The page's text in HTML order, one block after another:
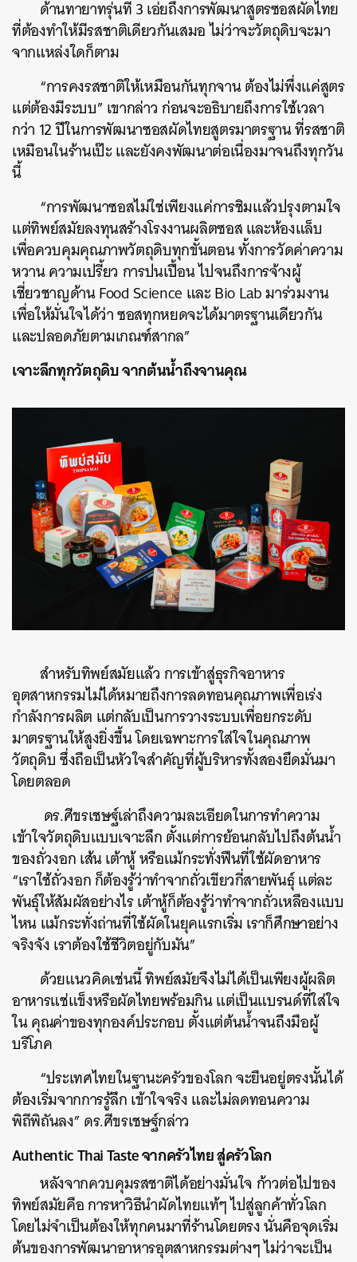
ด้านทายาทรุ่นที่ 3 เอ่ยถึงการพัฒนาสูตรซอสผัดไทย
ที่ต้องทำให้มีรสชาติเดียวกันเสมอ ไม่ว่าจะวัตถุดิบจะมา
จากแหล่งใดก็ตาม
“การคงรสชาติให้เหมือนกันทุกจาน ต้องไม่พึ่งแค่สูตร
แต่ต้องมีระบบ” เขากล่าว ก่อนจะอธิบายถึงการใช้เวลา
กว่า 12 ปีในการพัฒนาซอสผัดไทยสูตรมาตรฐาน ที่รสชาติ
เหมือนในร้านเป๊ะ และยังคงพัฒนาต่อเนื่องมาจนถึงทุกวัน
นี้
“การพัฒนาซอสไม่ใช่เพียงแค่การชิมแล้วปรุงตามใจ
แต่ทิพย์สมัยลงทุนสร้างโรงงานผลิตซอส และห้องแล็บ
เพื่อควบคุมคุณภาพวัตถุดิบทุกขั้นตอน ทั้งการวัดค่าความ
หวาน ความเปรี้ยว การปนเปื้อน ไปจนถึงการจ้างผู้
เชี่ยวชาญด้าน Food Science และ Bio Lab มาร่วมงาน
เพื่อให้มั่นใจได้ว่า ซอสทุกหยดจะได้มาตรฐานเดียวกัน
และปลอดภัยตามเกณฑ์สากล”
เจาะลึกทุกวัตถุดิบ จากต้นน้ำถึงจานคุณ
สำหรับทิพย์สมัยแล้ว การเข้าสู่ธุรกิจอาหาร
อุตสาหกรรมไม่ได้หมายถึงการลดทอนคุณภาพเพื่อเร่ง
กำลังการผลิต แต่กลับเป็นการวางระบบเพื่อยกระดับ
มาตรฐานให้สูงยิ่งขึ้น โดยเฉพาะการใส่ใจในคุณภาพ
วัตถุดิบ ซึ่งถือเป็นหัวใจสำคัญที่ผู้บริหารทั้งสองยึดมั่นมา
โดยตลอด
ดร.ศีขรเชษฐ์เล่าถึงความละเอียดในการทำความ
เข้าใจวัตถุดิบแบบเจาะลึก ตั้งแต่การย้อนกลับไปถึงต้นน้ำ
ของถั่วงอก เส้น เต้าหู้ หรือแม้กระทั่งฟืนที่ใช้ผัดอาหาร
“เราใช้ถั่วงอก ก็ต้องรู้ว่าทำจากถั่วเขียวกี่สายพันธุ์ แต่ละ
พันธุ์ให้สัมผัสอย่างไร เต้าหู้ก็ต้องรู้ว่าทำจากถั่วเหลืองแบบ
ไหน แม้กระทั่งถ่านที่ใช้ผัดในยุคแรกเริ่ม เราก็ศึกษาอย่าง
จริงจัง เราต้องใช้ชีวิตอยู่กับมัน”
ด้วยแนวคิดเช่นนี้ ทิพย์สมัยจึงไม่ได้เป็นเพียงผู้ผลิต
อาหารแช่แข็งหรือผัดไทยพร้อมกิน แต่เป็นแบรนด์ที่ใส่ใจ
ใน คุณค่าของทุกองค์ประกอบ ตั้งแต่ต้นน้ำจนถึงมือผู้
บริโภค
“ประเทศไทยในฐานะครัวของโลก จะยืนอยู่ตรงนั้นได้
ต้องเริ่มจากการรู้ลึก เข้าใจจริง และไม่ลดทอนความ
พิถีพิถันลง” ดร.ศีขรเชษฐ์กล่าว
Authentic Thai Taste จากครัวไทย สู่ครัวโลก
หลังจากควบคุมรสชาติได้อย่างมั่นใจ ก้าวต่อไปของ
ทิพย์สมัยคือ การหาวิธีนำผัดไทยแท้ๆ ไปสู่ลูกค้าทั่วโลก
โดยไม่จำเป็นต้องให้ทุกคนมาที่ร้านโดยตรง นั่นคือจุดเริ่ม
ต้นของการพัฒนาอาหารอุตสาหกรรมต่างๆ ไม่ว่าจะเป็น
ค้นหา
SHARE TWEET LINE EMAIL